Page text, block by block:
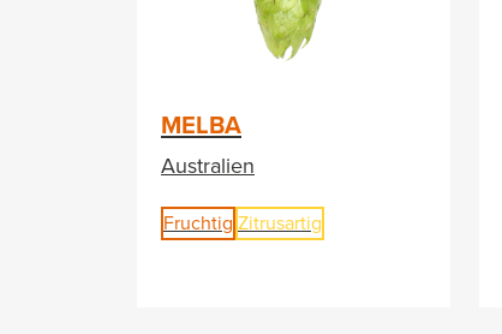
MELBA
Australien
Fruchtig Zitrusartig